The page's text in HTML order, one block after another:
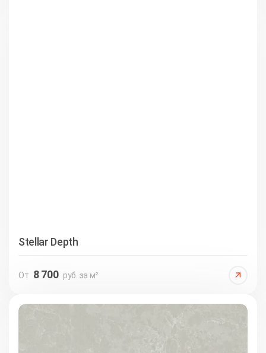
Stellar Depth
От 8 700 руб. за м²